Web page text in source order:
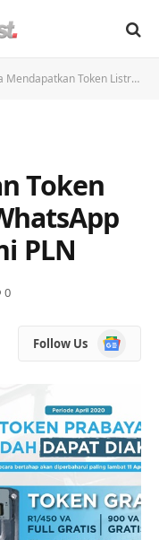
Token Listrik Gratis via WhatsApp dan Website Resmi PLN
Token
PLN
0
Follow Us
Google
News